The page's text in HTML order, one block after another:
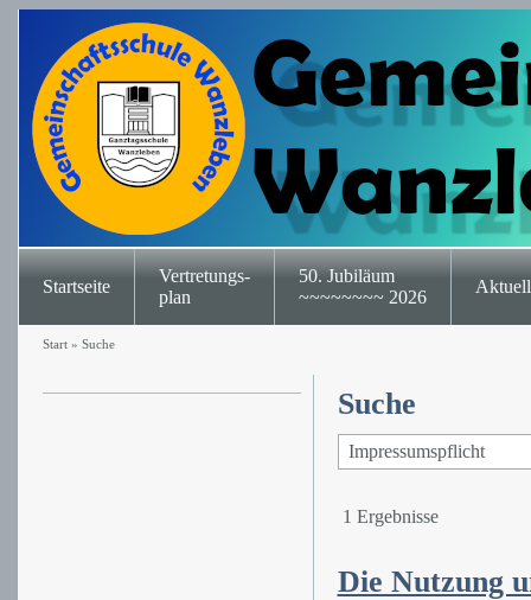
Startseite
Vertretungs-
plan
50. Jubiläum
~~~~~~~~ 2026
Start» Suche
Suche
1 Ergebnisse
Die Nutzung